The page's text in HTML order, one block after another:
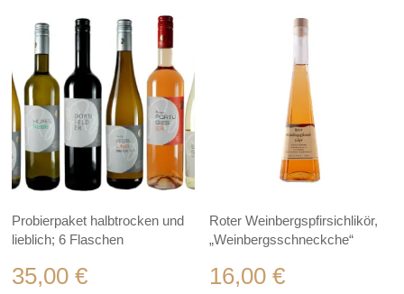
Probierpaket halbtrocken und
lieblich; 6 Flaschen
35,00€
Roter Weinbergspfirsichlikör,
„Weinbergsschneckche“
16,00€